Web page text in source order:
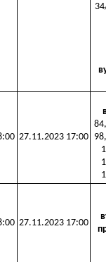
27.11.2023 17:00
27.11.2023 17:00